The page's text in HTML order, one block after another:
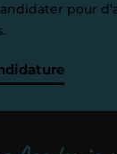
pour